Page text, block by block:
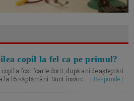
copil la fel ca pe primul?
a fost foarte dorit, după ani de așteptări
la 16 săptămâni. Sunt însărc... | Raspunde |